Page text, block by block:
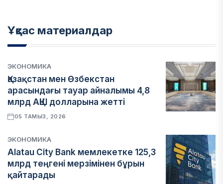
Ұқсас материалдар
ЭКОНОМИКА
Қазақстан мен Өзбекстан
арасындағы тауар айналымы 4,8
млрд АҚШ долларына жетті
05 ТАМЫЗ, 2026
ЭКОНОМИКА
Alatau City Bank мемлекетке 125,3
млрд теңгені мерзімінен бұрын
қайтарады